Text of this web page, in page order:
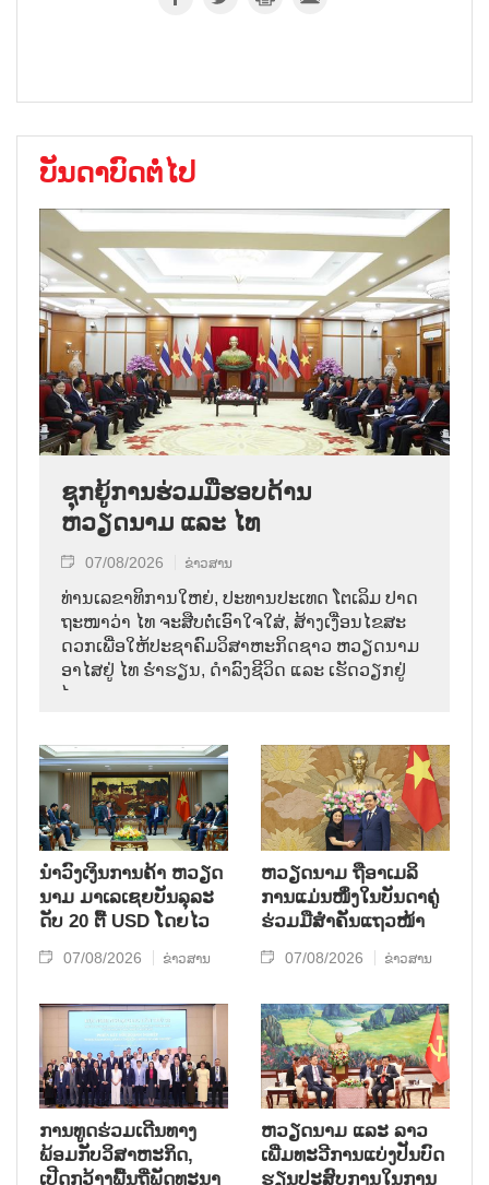
ບັນດາບົດຕໍ່ໄປ
ຊຸກຍູ້ການຮ່ວມມືຮອບດ້ານ
ຫວຽດນາມ ແລະ ໄທ
07/08/2026 ຂ່າວສານ
ທ່ານ​ເລ​ຂາ​ທິ​ການ​ໃຫຍ່, ປະ​ທານ​ປະ​ເທດ ໂຕ​ເລິມ ປາດ​
ຖະ​ໜາ​ວ່າ ໄທ​ ຈະ​ສືບ​ຕໍ່​ເອົາ​ໃຈ​ໃສ່, ສ້າງ​ເງື່ອນ​ໄຂ​ສະ​
ດວກ​ເພື່ອ​ໃຫ້​ປະ​ຊາ​ຄົມ​ວ​ິ​ສາ​ຫະ​ກິດ​ຊາວ ຫວຽດ​ນາມ
ອາ​ໄສ​ຢູ່ ໄທ ຮ່ຳ​ຮຽນ, ດຳ​ລົງ​ຊີ​ວິດ ແລະ ເຮັດ​ວຽກ​ຢູ່​
ໄທ.
ນຳ​ວົງ​ເງິນ​ການ​ຄ້າ ຫວຽດ​
ນາມ ມາ​ເລ​ເຊຍ​ບັນ​ລຸ​ລະ​
ດັບ 20 ຕື້ USD ໂດຍ​ໄວ
07/08/2026 ຂ່າວສານ
ຫ​ວຽດ​ນາມ ຖື​ອາ​ເມ​ລິ​
ການ​ແມ່ນ​ໜຶ່ງ​ໃນ​ບັນ​ດາ​ຄູ່​
ຮ່ວມ​ມື​ສຳ​ຄັນ​ແຖວ​ໜ້າ
07/08/2026 ຂ່າວສານ
ການ​ທູດ​ຮ່ວມ​ເດີນ​ທາງ​
ພ້ອມກັບ​ວິ​ສາ​ຫະ​ກ​ິດ,
ເປີດກວ້າງ​ພື້ນ​ຖີ່​ພັດ​ທະ​ນາ​
ຫວຽດ​ນາມ ແລະ ລາວ​
ເພີ່ມ​ທະ​ວີ​ການ​ແບ່​ງ​ປັນ​ບົດ​
ຮຽນ​ປະ​ສົບ​ການ​ໃນ​ການ​